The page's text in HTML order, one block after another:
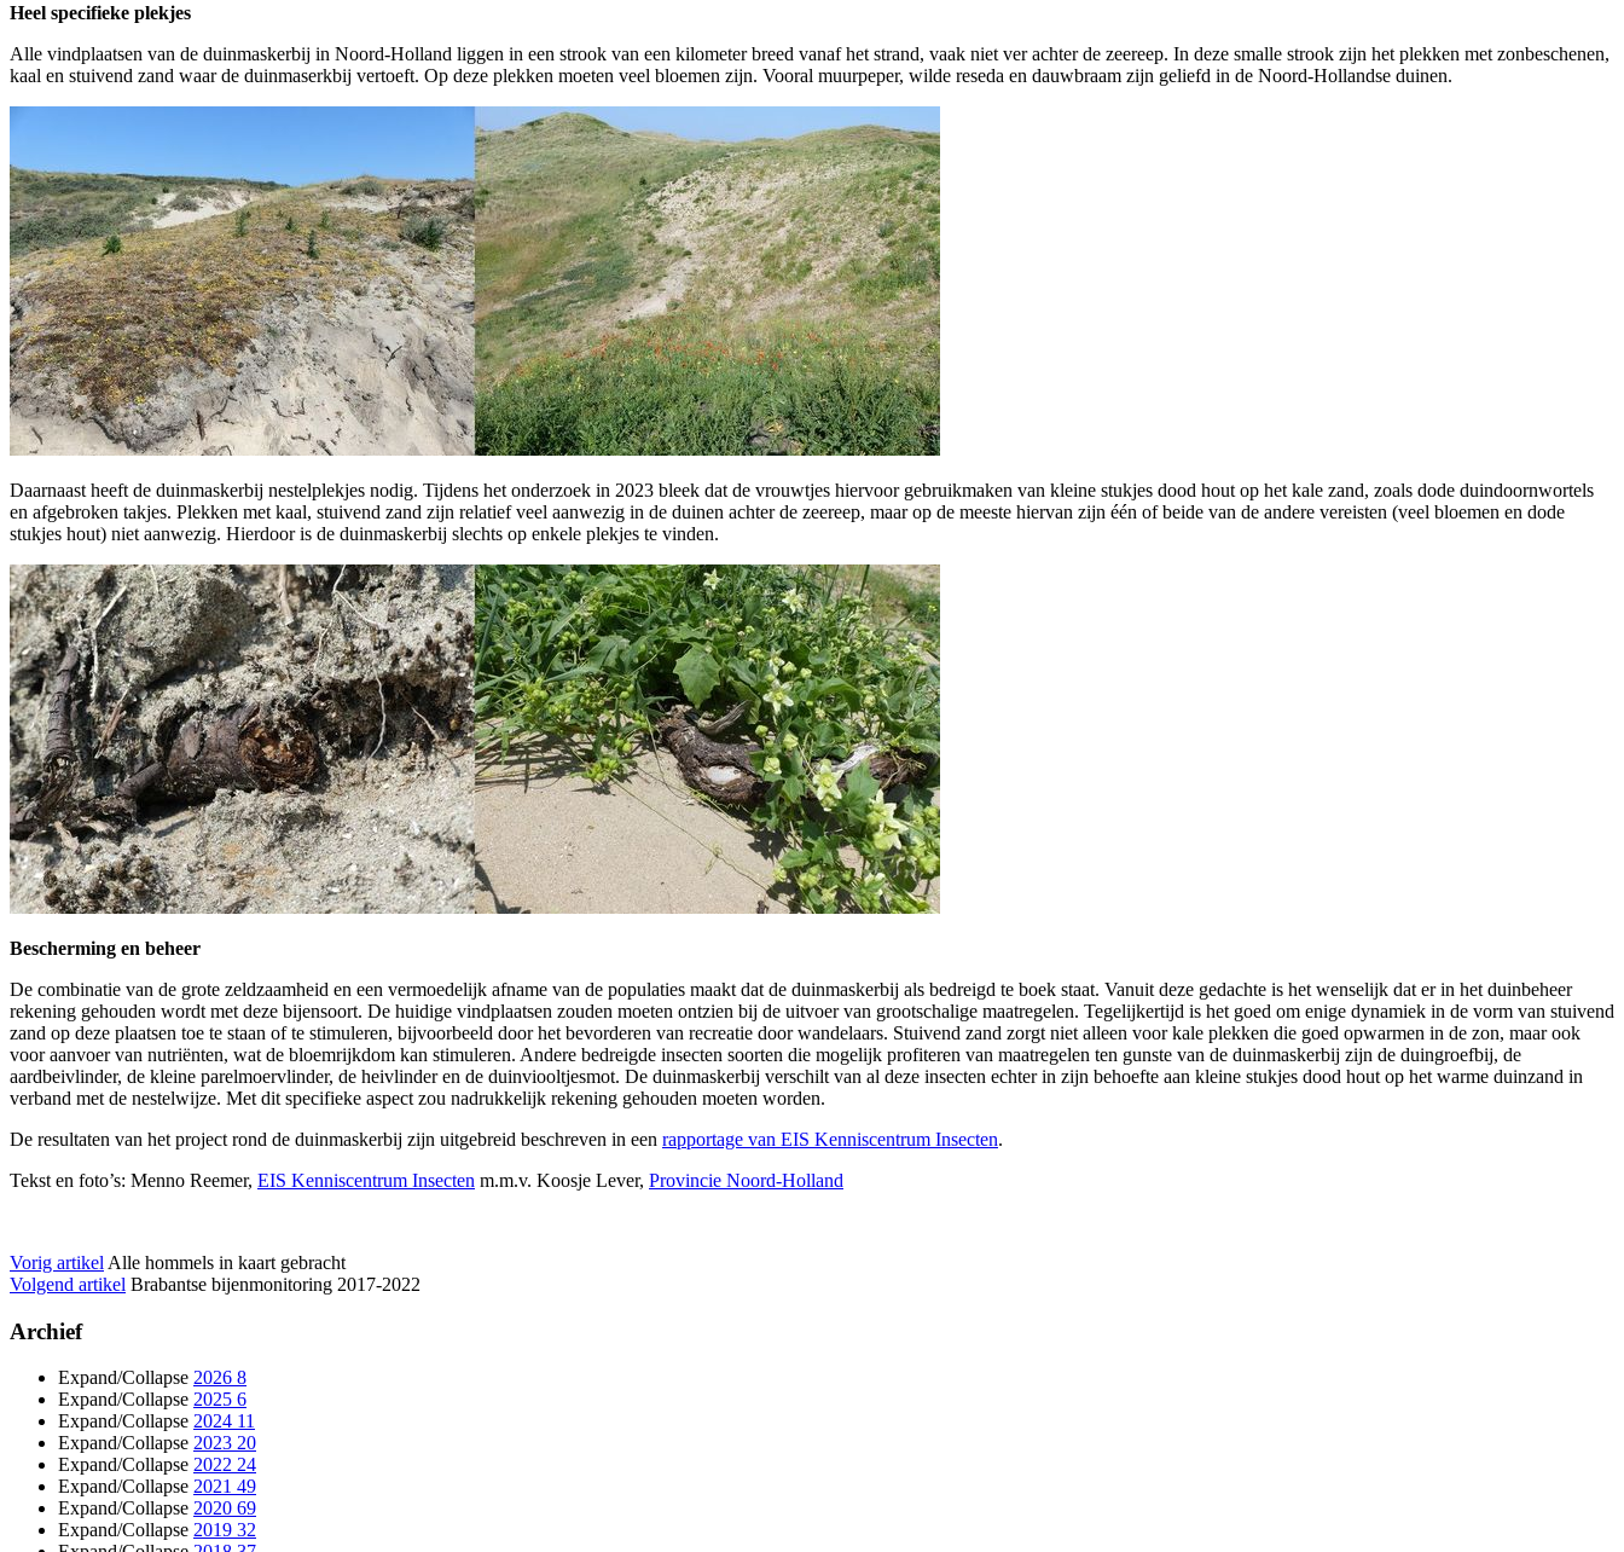
Heel specifieke plekjes
Alle vindplaatsen van de duinmaskerbij in Noord-Holland liggen in een strook van een kilometer breed vanaf het strand, vaak niet ver achter de zeereep. In deze smalle strook zijn het plekken met zonbeschenen,
kaal en stuivend zand waar de duinmaserkbij vertoeft. Op deze plekken moeten veel bloemen zijn. Vooral muurpeper, wilde reseda en dauwbraam zijn geliefd in de Noord-Hollandse duinen.
Daarnaast heeft de duinmaskerbij nestelplekjes nodig. Tijdens het onderzoek in 2023 bleek dat de vrouwtjes hiervoor gebruikmaken van kleine stukjes dood hout op het kale zand, zoals dode duindoornwortels
en afgebroken takjes. Plekken met kaal, stuivend zand zijn relatief veel aanwezig in de duinen achter de zeereep, maar op de meeste hiervan zijn één of beide van de andere vereisten (veel bloemen en dode
stukjes hout) niet aanwezig. Hierdoor is de duinmaskerbij slechts op enkele plekjes te vinden.
Bescherming en beheer
De combinatie van de grote zeldzaamheid en een vermoedelijk afname van de populaties maakt dat de duinmaskerbij als bedreigd te boek staat. Vanuit deze gedachte is het wenselijk dat er in het duinbeheer
rekening gehouden wordt met deze bijensoort. De huidige vindplaatsen zouden moeten ontzien bij de uitvoer van grootschalige maatregelen. Tegelijkertijd is het goed om enige dynamiek in de vorm van stuivend
zand op deze plaatsen toe te staan of te stimuleren, bijvoorbeeld door het bevorderen van recreatie door wandelaars. Stuivend zand zorgt niet alleen voor kale plekken die goed opwarmen in de zon, maar ook
voor aanvoer van nutriënten, wat de bloemrijkdom kan stimuleren. Andere bedreigde insecten soorten die mogelijk profiteren van maatregelen ten gunste van de duinmaskerbij zijn de duingroefbij, de
aardbeivlinder, de kleine parelmoervlinder, de heivlinder en de duinviooltjesmot. De duinmaskerbij verschilt van al deze insecten echter in zijn behoefte aan kleine stukjes dood hout op het warme duinzand in
verband met de nestelwijze. Met dit specifieke aspect zou nadrukkelijk rekening gehouden moeten worden.
De resultaten van het project rond de duinmaskerbij zijn uitgebreid beschreven in een rapportage van EIS Kenniscentrum Insecten.
Tekst en foto’s: Menno Reemer, EIS Kenniscentrum Insecten m.m.v. Koosje Lever, Provincie Noord-Holland
Vorig artikel Alle hommels in kaart gebracht
Volgend artikel Brabantse bijenmonitoring 2017-2022
Archief
Expand/Collapse 2026 8
Expand/Collapse 2025 6
Expand/Collapse 2024 11
Expand/Collapse 2023 20
Expand/Collapse 2022 24
Expand/Collapse 2021 49
Expand/Collapse 2020 69
Expand/Collapse 2019 32